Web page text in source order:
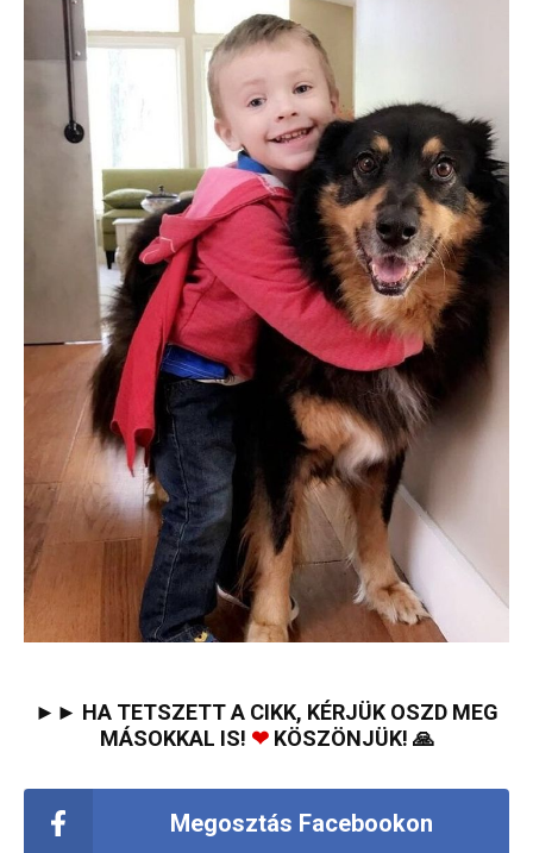
►► HA TETSZETT A CIKK, KÉRJÜK OSZD MEG
MÁSOKKAL IS! ❤KÖSZÖNJÜK! 🙏
Megosztás Facebookon